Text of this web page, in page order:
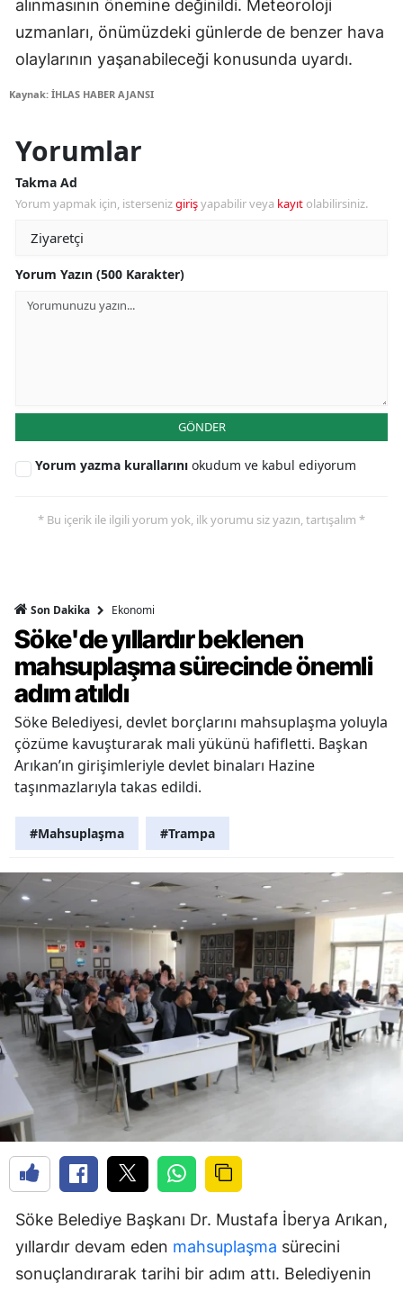
alınmasının önemine değinildi. Meteoroloji
uzmanları, önümüzdeki günlerde de benzer hava
olaylarının yaşanabileceği konusunda uyardı.
Kaynak: İHLAS HABER AJANSI
Yorumlar
Takma Ad
Yorum yapmak için, istersenizgirişyapabilir veya kayıt olabilirsiniz.
Yorum Yazın (500 Karakter)
GÖNDER
Yorum yazma kurallarını okudum ve kabul ediyorum
* Bu içerik ile ilgili yorum yok, ilk yorumu siz yazın, tartışalım *
Son Dakika Ekonomi
Söke'de yıllardır beklenen
mahsuplaşma sürecinde önemli
adım atıldı
Söke Belediyesi, devlet borçlarını mahsuplaşma yoluyla
çözüme kavuşturarak mali yükünü hafifletti. Başkan
Arıkan’ın girişimleriyle devlet binaları Hazine
taşınmazlarıyla takas edildi.
#Mahsuplaşma #Trampa
Söke Belediye Başkanı Dr. Mustafa İberya Arıkan,
yıllardır devam eden mahsuplaşma sürecini
sonuçlandırarak tarihi bir adım attı. Belediyenin